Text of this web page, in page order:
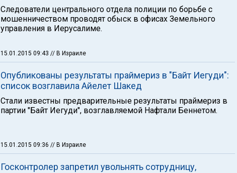
Следователи центрального отдела полиции по борьбе с
мошенничеством проводят обыск в офисах Земельного
управления в Иерусалиме.
15.01.2015 09:43 // В Израиле
Опубликованы результаты праймериз в "Байт Иегуди":
список возглавила Айелет Шакед
Стали известны предварительные результаты праймериз в
партии "Байт Иегуди", возглавляемой Нафтали Беннетом.
15.01.2015 09:36 // В Израиле
Госконтролер запретил увольнять сотрудницу,